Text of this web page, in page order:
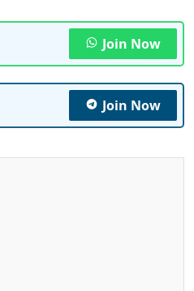
Join Now
Join Now